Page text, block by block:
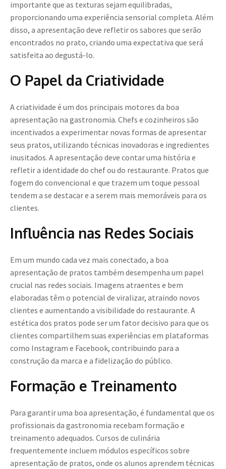
importante que as texturas sejam equilibradas,
proporcionando uma experiência sensorial completa. Além
disso, a apresentação deve refletir os sabores que serão
encontrados no prato, criando uma expectativa que será
satisfeita ao degustá-lo.
O Papel da Criatividade
A criatividade é um dos principais motores da boa
apresentação na gastronomia. Chefs e cozinheiros são
incentivados a experimentar novas formas de apresentar
seus pratos, utilizando técnicas inovadoras e ingredientes
inusitados. A apresentação deve contar uma história e
refletir a identidade do chef ou do restaurante. Pratos que
fogem do convencional e que trazem um toque pessoal
tendem a se destacar e a serem mais memoráveis para os
clientes.
Influência nas Redes Sociais
Em um mundo cada vez mais conectado, a boa
apresentação de pratos também desempenha um papel
crucial nas redes sociais. Imagens atraentes e bem
elaboradas têm o potencial de viralizar, atraindo novos
clientes e aumentando a visibilidade do restaurante. A
estética dos pratos pode ser um fator decisivo para que os
clientes compartilhem suas experiências em plataformas
como Instagram e Facebook, contribuindo para a
construção da marca e a fidelização do público.
Formação e Treinamento
Para garantir uma boa apresentação, é fundamental que os
profissionais da gastronomia recebam formação e
treinamento adequados. Cursos de culinária
frequentemente incluem módulos específicos sobre
apresentação de pratos, onde os alunos aprendem técnicas